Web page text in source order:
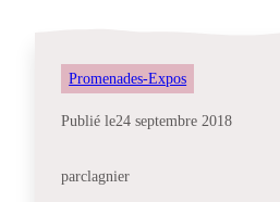
Promenades-Expos
Publié le24 septembre 2018
parclagnier